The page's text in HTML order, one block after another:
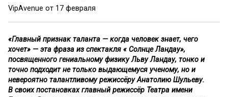
VipAvenue от 17 февраля
«Главный признак таланта — когда человек знает, чего
хочет» — эта фраза из спектакля « Солнце Ландау»,
посвященного гениальному физику Льву Ландау, тонко и
точно подходит не только выдающемуся ученому, но и
невероятно талантливому режиссёру Анатолию Шульеву.
В своих постановках главный режиссёр Театра имени